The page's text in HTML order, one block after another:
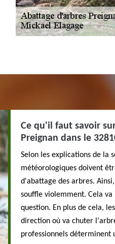
Ce qu'il faut savoir
Preignan dans le
Selon les explications de la
météorologiques doivent
d'abattage des arbres.
souffle violemment. Cela
question. En plus de cela,
direction où va chuter
professionnels déterminent